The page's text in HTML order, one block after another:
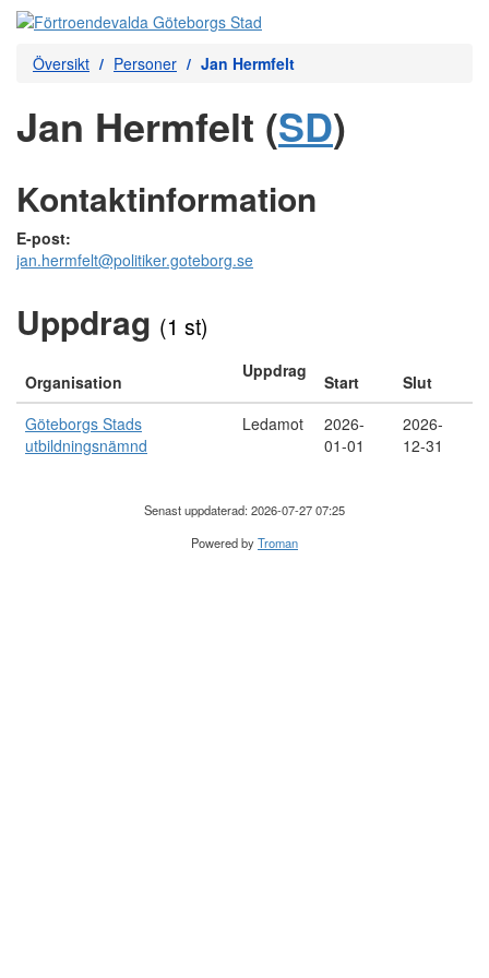
Översikt Personer Jan Hermfelt
Jan Hermfelt (SD)
Kontaktinformation
E-post:
jan.hermfelt@politiker.goteborg.se
Uppdrag (1 st)
Organisation
Uppdrag
Start
Slut
Göteborgs Stads
utbildningsnämnd
Ledamot
2026-
01-01
2026-
12-31
Senast uppdaterad: 2026-07-27 07:25
Powered byTroman